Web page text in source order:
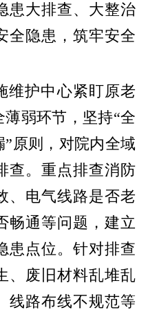
患大排查、大整治
全隐患，筑牢安全
维护中心紧盯原老
弱环节，坚持“全
原则，对院内全域
查。重点排查消防
、电气线路是否老
畅通等问题，建立
患点位。针对排查
、废旧材料乱堆乱
线路布线不规范等